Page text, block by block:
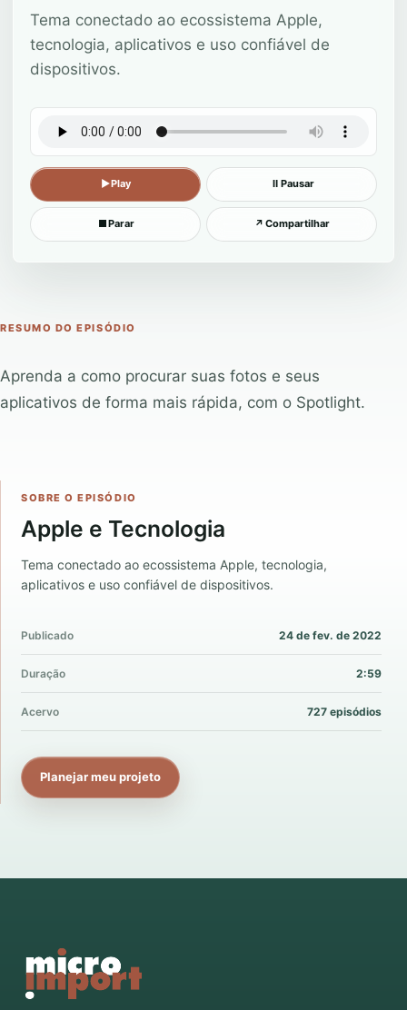
Tema conectado ao ecossistema Apple,
tecnologia, aplicativos e uso confiável de
dispositivos.
▶Play Ⅱ Pausar
■Parar ↗ Compartilhar
RESUMO DO EPISÓDIO
Aprenda a como procurar suas fotos e seus
aplicativos de forma mais rápida, com o Spotlight.
SOBRE O EPISÓDIO
Apple e Tecnologia
Tema conectado ao ecossistema Apple, tecnologia,
aplicativos e uso confiável de dispositivos.
Publicado 24 de fev. de 2022
Duração 2:59
Acervo 727 episódios
Planejar meu projeto